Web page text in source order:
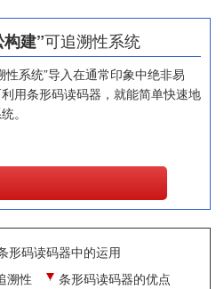
建”可追溯性系统
性系统”导入在通常印象中绝非易
用条形码读码器，就能简单快速地
。
形码读码器中的运用
溯性
条形码读码器的优点